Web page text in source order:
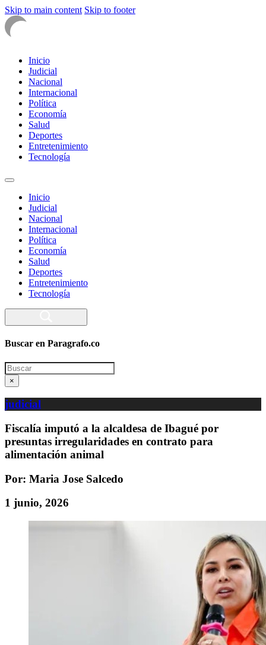
Skip to main content Skip to footer
Inicio
Judicial
Nacional
Internacional
Política
Economía
Salud
Deportes
Entretenimiento
Tecnología
Inicio
Judicial
Nacional
Internacional
Política
Economía
Salud
Deportes
Entretenimiento
Tecnología
Buscar en Paragrafo.co
Search
×
judicial
Fiscalía imputó a la alcaldesa de Ibagué por
presuntas irregularidades en contrato para
alimentación animal
Por: Maria Jose Salcedo
1 junio, 2026